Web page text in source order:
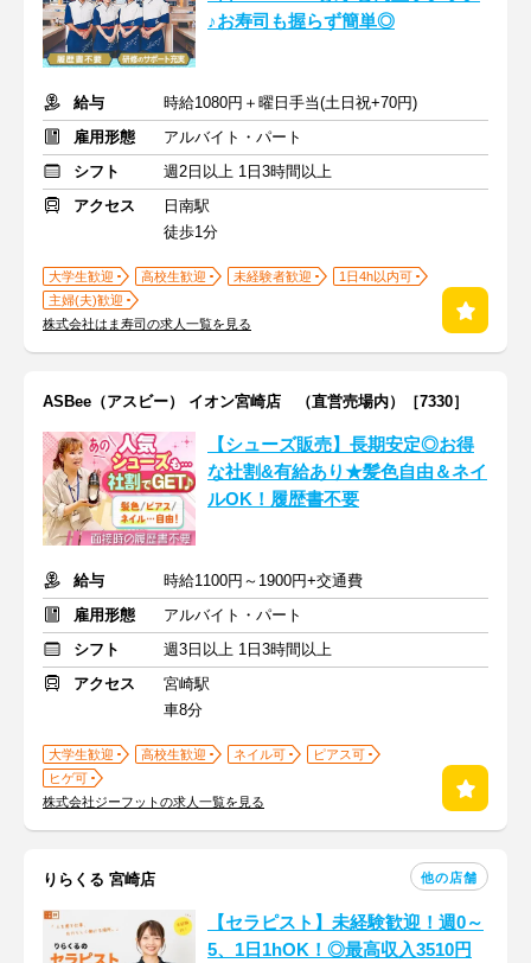
♪お寿司も握らず簡単◎
給与
時給1080円＋曜日手当(土日祝+70円)
雇用形態
アルバイト・パート
シフト
週2日以上 1日3時間以上
アクセス
日南駅
徒歩1分
大学生歓迎 高校生歓迎 未経験者歓迎
1日4h以内可
主婦(夫)歓迎
株式会社はま寿司の求人一覧を見る
ASBee（アスビー） イオン宮崎店 （直営売場内）［7330］
【シューズ販売】長期安定◎お得
な社割&有給あり★髪色自由＆ネイ
ルOK！履歴書不要
給与
時給1100円～1900円+交通費
雇用形態
アルバイト・パート
シフト
週3日以上 1日3時間以上
アクセス
宮崎駅
車8分
大学生歓迎 高校生歓迎 ネイル可
ピアス可
ヒゲ可
株式会社ジーフットの求人一覧を見る
りらくる 宮崎店 他の店舗
【セラピスト】未経験歓迎！週0～
5、1日1hOK！◎最高収入3510円